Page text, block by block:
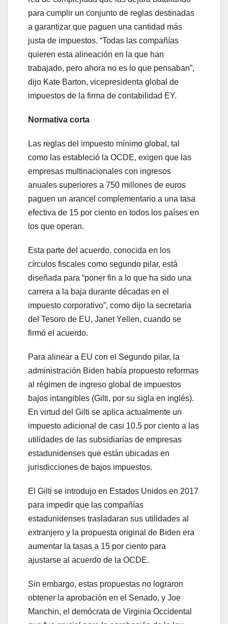
para cumplir un conjunto de reglas destinadas
a garantizar que paguen una cantidad más
justa de impuestos. “Todas las compañías
quieren esta alineación en la que han
trabajado, pero ahora no es lo que pensaban”,
dijo Kate Barton, vicepresidenta global de
impuestos de la firma de contabilidad EY.
Normativa corta
Las reglas del impuesto mínimo global, tal
como las estableció la OCDE, exigen que las
empresas multinacionales con ingresos
anuales superiores a 750 millones de euros
paguen un arancel complementario a una tasa
efectiva de 15 por ciento en todos los países en
los que operan.
Esta parte del acuerdo, conocida en los
círculos fiscales como segundo pilar, está
diseñada para “poner fin a lo que ha sido una
carrera a la baja durante décadas en el
impuesto corporativo”, como dijo la secretaria
del Tesoro de EU, Janet Yellen, cuando se
firmó el acuerdo.
Para alinear a EU con el Segundo pilar, la
administración Biden había propuesto reformas
al régimen de ingreso global de impuestos
bajos intangibles (Gilti, por su sigla en inglés).
En virtud del Gilti se aplica actualmente un
impuesto adicional de casi 10.5 por ciento a las
utilidades de las subsidiarias de empresas
estadunidenses que están ubicadas en
jurisdicciones de bajos impuestos.
El Gilti se introdujo en Estados Unidos en 2017
para impedir que las compañías
estadunidenses trasladaran sus utilidades al
extranjero y la propuesta original de Biden era
aumentar la tasas a 15 por ciento para
ajustarse al acuerdo de la OCDE.
Sin embargo, estas propuestas no lograron
obtener la aprobación en el Senado, y Joe
Manchin, el demócrata de Virginia Occidental